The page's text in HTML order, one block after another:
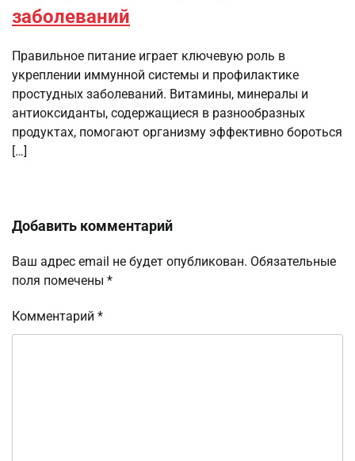
заболеваний
Правильное питание играет ключевую роль в
укреплении иммунной системы и профилактике
простудных заболеваний. Витамины, минералы и
антиоксиданты, содержащиеся в разнообразных
продуктах, помогают организму эффективно бороться
[…]
Добавить комментарий
Ваш адрес email не будет опубликован. Обязательные
поля помечены *
Комментарий *